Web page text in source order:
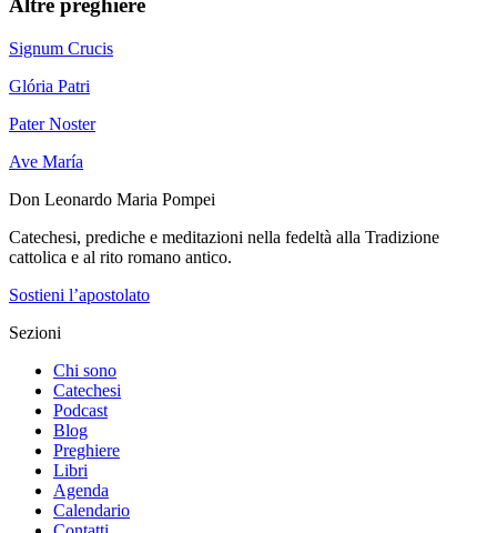
Altre preghiere
Signum Crucis
Glória Patri
Pater Noster
Ave María
Don Leonardo Maria Pompei
Catechesi, prediche e meditazioni nella fedeltà alla Tradizione
cattolica e al rito romano antico.
Sostieni l’apostolato
Sezioni
Chi sono
Catechesi
Podcast
Blog
Preghiere
Libri
Agenda
Calendario